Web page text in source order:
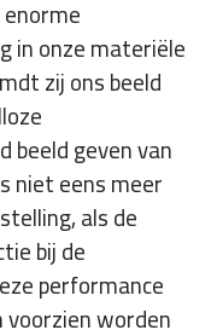
in onze materiële
zij ons beeld
beeld geven van
niet eens meer
als de
bij de
performance
worden